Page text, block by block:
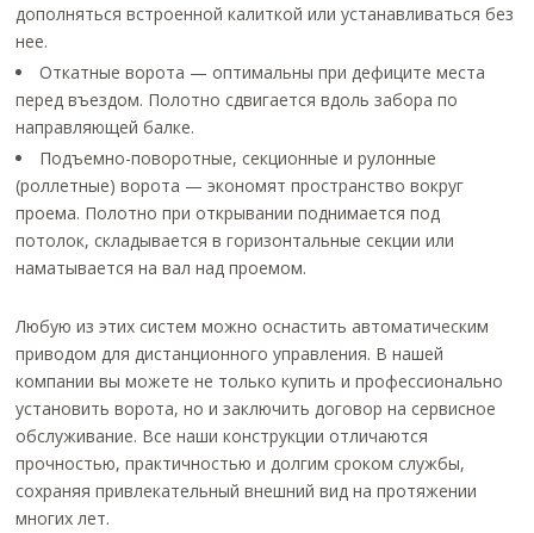
дополняться встроенной калиткой или устанавливаться без
нее.
Откатные ворота — оптимальны при дефиците места
перед въездом. Полотно сдвигается вдоль забора по
направляющей балке.
Подъемно-поворотные, секционные и рулонные
(роллетные) ворота — экономят пространство вокруг
проема. Полотно при открывании поднимается под
потолок, складывается в горизонтальные секции или
наматывается на вал над проемом.
Любую из этих систем можно оснастить автоматическим
приводом для дистанционного управления. В нашей
компании вы можете не только купить и профессионально
установить ворота, но и заключить договор на сервисное
обслуживание. Все наши конструкции отличаются
прочностью, практичностью и долгим сроком службы,
сохраняя привлекательный внешний вид на протяжении
многих лет.